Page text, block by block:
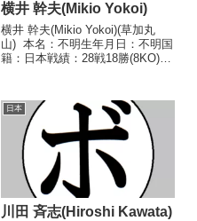
横井 幹夫(Mikio Yokoi)
横井 幹夫(Mikio Yokoi)(草加丸
山) 本名：不明生年月日：不明国
籍：日本戦績：28戦18勝(8KO)7
王 【戦歴】1965/07/15 △4R判
定 (採点不明...
日本
川田 斉志(Hiroshi Kawata)